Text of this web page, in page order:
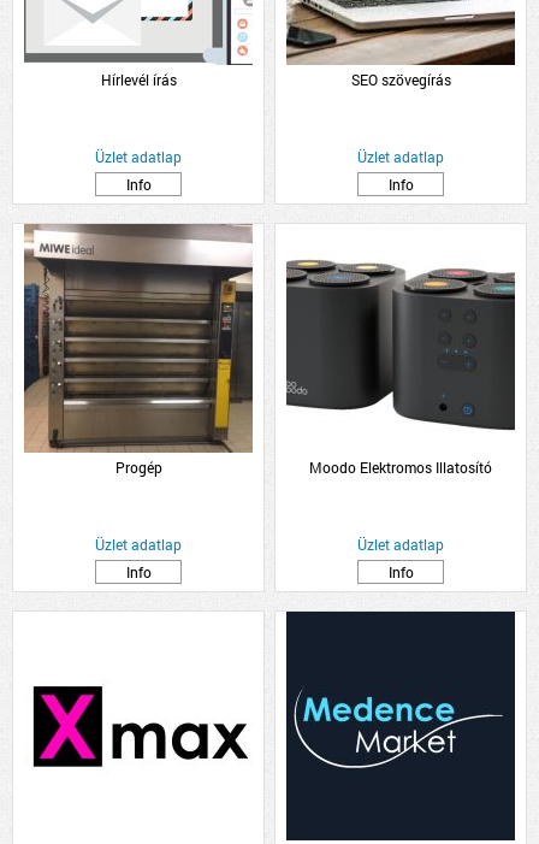
Hírlevél írás
Üzlet adatlap
Info
SEO szövegírás
Üzlet adatlap
Info
Progép
Üzlet adatlap
Info
Moodo Elektromos Illatosító
Üzlet adatlap
Info